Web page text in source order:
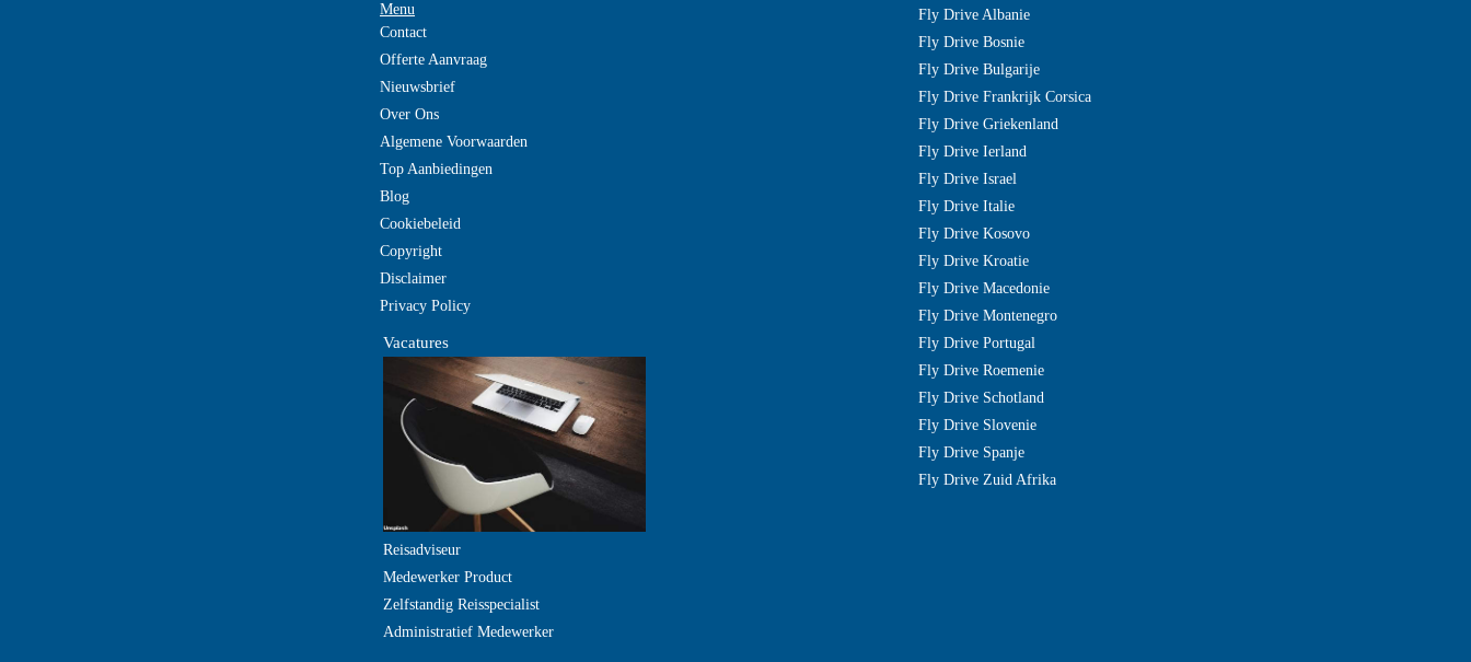
Menu
Contact
Offerte Aanvraag
Nieuwsbrief
Over Ons
Algemene Voorwaarden
Top Aanbiedingen
Blog
Cookiebeleid
Copyright
Disclaimer
Privacy Policy
Vacatures
Reisadviseur
Medewerker Product
Zelfstandig Reisspecialist
Administratief Medewerker
Fly Drive Albanie
Fly Drive Bosnie
Fly Drive Bulgarije
Fly Drive Frankrijk Corsica
Fly Drive Griekenland
Fly Drive Ierland
Fly Drive Israel
Fly Drive Italie
Fly Drive Kosovo
Fly Drive Kroatie
Fly Drive Macedonie
Fly Drive Montenegro
Fly Drive Portugal
Fly Drive Roemenie
Fly Drive Schotland
Fly Drive Slovenie
Fly Drive Spanje
Fly Drive Zuid Afrika